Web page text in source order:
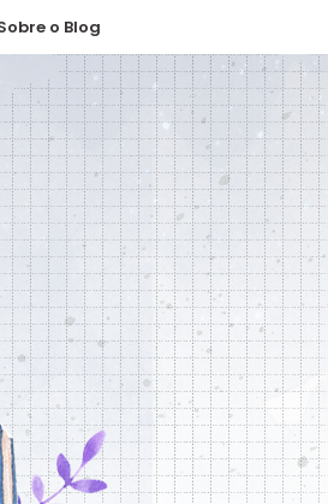
o Blog